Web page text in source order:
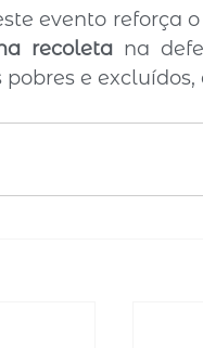
evento reforça
recoleta na
e